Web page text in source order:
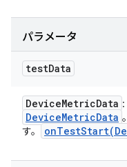
パラメータ
testData
DeviceMetricData
DeviceMetricData
す。
onTestStart(